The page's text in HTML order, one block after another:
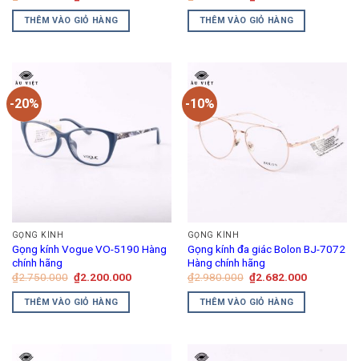
gốc
là:
₫1.950.000.
₫1.560.000.
THÊM VÀO GIỎ HÀNG
gốc
là:
₫4.250.000.
THÊM VÀO GIỎ HÀNG
-20%
GỌNG KÍNH
Gọng kính Vogue VO-5190 Hàng
chính hãng
₫2.750.000 Giá
gốc
là:
₫2.750.000.
₫2.200.000Giá
THÊM VÀO GIỎ HÀNG
-10%
GỌNG KÍNH
Gọng kính đa giác Bolon BJ-7072
Hàng chính hãng
₫2.980.000 Giá
gốc
là:
₫2.980.000.
₫2.682.000Giá
THÊM VÀO GIỎ HÀNG